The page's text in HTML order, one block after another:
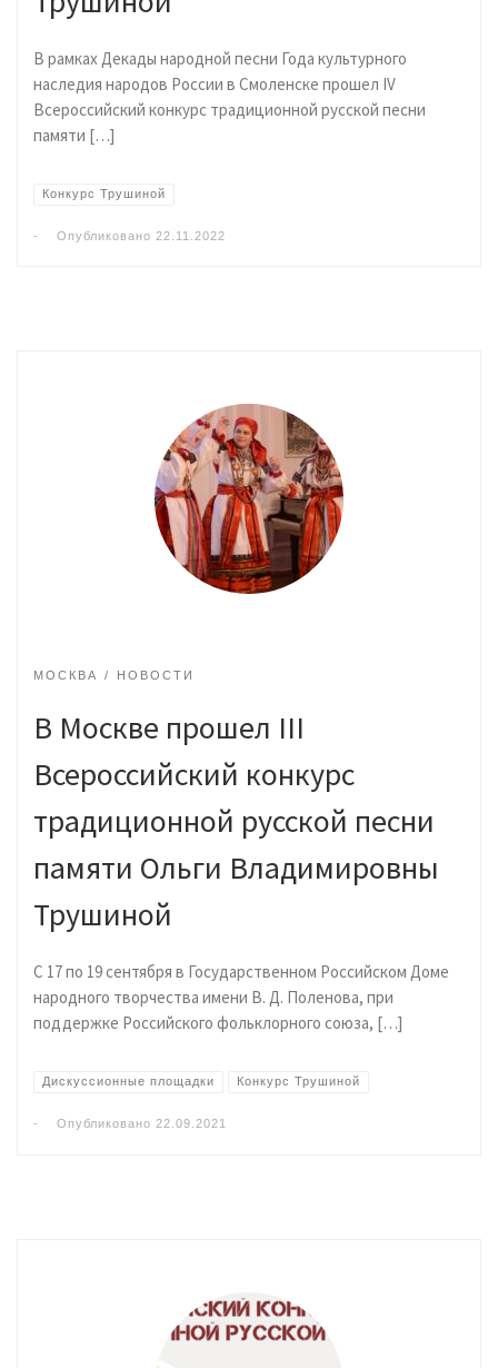
В рамках Декады народной песни Года культурного
наследия народов России в Смоленске прошел IV
Всероссийский конкурс традиционной русской песни
памяти […]
Конкурс Трушиной
- Опубликовано 22.11.2022
МОСКВА НОВОСТИ
В Москве прошел III
Всероссийский конкурс
традиционной русской песни
памяти Ольги Владимировны
Трушиной
С 17 по 19 сентября в Государственном Российском Доме
народного творчества имени В. Д. Поленова, при
поддержке Российского фольклорного союза, […]
Дискуссионные площадки Конкурс Трушиной
- Опубликовано 22.09.2021